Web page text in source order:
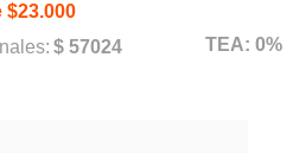
$23.000
$ 57024 TEA: 0%